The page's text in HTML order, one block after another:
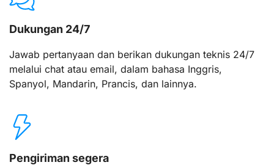
Dukungan 24/7
Jawab pertanyaan dan berikan dukungan teknis 24/7
melalui chat atau email, dalam bahasa Inggris,
Spanyol, Mandarin, Prancis, dan lainnya.
Pengiriman segera